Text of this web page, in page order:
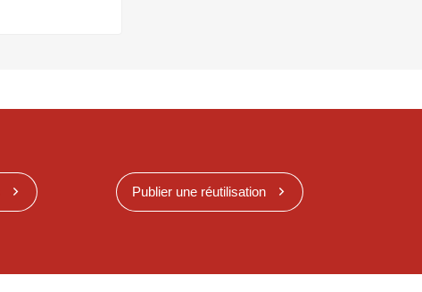
Publier une réutilisation